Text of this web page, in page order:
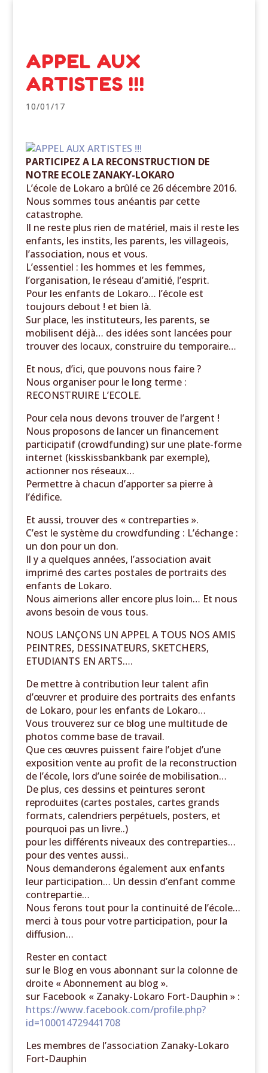
APPEL AUX
ARTISTES !!!
10/01/17
PARTICIPEZ A LA RECONSTRUCTION DE
NOTRE ECOLE ZANAKY-LOKARO
L’école de Lokaro a brûlé ce 26 décembre 2016.
Nous sommes tous anéantis par cette
catastrophe.
Il ne reste plus rien de matériel, mais il reste les
enfants, les instits, les parents, les villageois,
l’association, nous et vous.
L’essentiel : les hommes et les femmes,
l’organisation, le réseau d’amitié, l’esprit.
Pour les enfants de Lokaro… l’école est
toujours debout ! et bien là.
Sur place, les instituteurs, les parents, se
mobilisent déjà… des idées sont lancées pour
trouver des locaux, construire du temporaire…
Et nous, d’ici, que pouvons nous faire ?
Nous organiser pour le long terme :
RECONSTRUIRE L’ECOLE.
Pour cela nous devons trouver de l’argent !
Nous proposons de lancer un financement
participatif (crowdfunding) sur une plate-forme
internet (kisskissbankbank par exemple),
actionner nos réseaux…
Permettre à chacun d’apporter sa pierre à
l’édifice.
Et aussi, trouver des « contreparties ».
C’est le système du crowdfunding : L’échange :
un don pour un don.
Il y a quelques années, l’association avait
imprimé des cartes postales de portraits des
enfants de Lokaro.
Nous aimerions aller encore plus loin… Et nous
avons besoin de vous tous.
NOUS LANÇONS UN APPEL A TOUS NOS AMIS
PEINTRES, DESSINATEURS, SKETCHERS,
ETUDIANTS EN ARTS….
De mettre à contribution leur talent afin
d’œuvrer et produire des portraits des enfants
de Lokaro, pour les enfants de Lokaro…
Vous trouverez sur ce blog une multitude de
photos comme base de travail.
Que ces œuvres puissent faire l’objet d’une
exposition vente au profit de la reconstruction
de l’école, lors d’une soirée de mobilisation…
De plus, ces dessins et peintures seront
reproduites (cartes postales, cartes grands
formats, calendriers perpétuels, posters, et
pourquoi pas un livre..)
pour les différents niveaux des contreparties…
pour des ventes aussi..
Nous demanderons également aux enfants
leur participation… Un dessin d’enfant comme
contrepartie…
Nous ferons tout pour la continuité de l’école…
merci à tous pour votre participation, pour la
diffusion…
Rester en contact
sur le Blog en vous abonnant sur la colonne de
droite « Abonnement au blog ».
sur Facebook « Zanaky-Lokaro Fort-Dauphin » :
https://www.facebook.com/profile.php?
id=100014729441708
Les membres de l’association Zanaky-Lokaro
Fort-Dauphin